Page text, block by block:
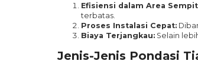
Efisiensi dalam Area
terbatas.
Proses Instalasi Cepat:
Biaya Terjangkau: Selain
Jenis-Jenis Pondasi